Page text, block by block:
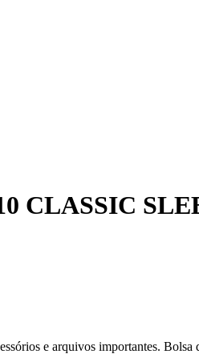
CLASSIC
e arquivos importantes. Bolsa